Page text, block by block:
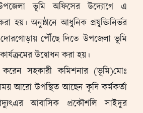
ভূমি অফিসের উদ্যোগে এ
হয়। অনুষ্ঠানে আধুনিক প্রযুক্তিনির্ভর
পৌঁছে দিতে উপজেলা ভূমি
উদ্বোধন করা হয়।
করেন সহকারী কমিশনার (ভূমি)মোঃ
আরো উপস্থিত আছেন কৃষি কর্মকর্তা
আবাসিক প্রকৌশলি সাইদুর